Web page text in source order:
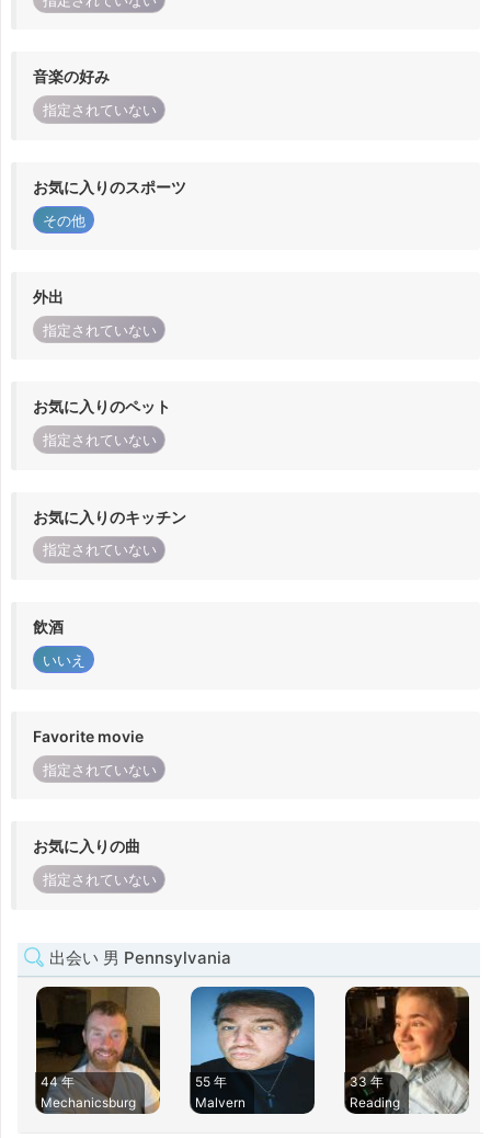
音楽の好み
指定されていない
お気に入りのスポーツ
その他
外出
指定されていない
お気に入りのペット
指定されていない
お気に入りのキッチン
指定されていない
飲酒
いいえ
Favorite movie
指定されていない
お気に入りの曲
指定されていない
出会い 男 Pennsylvania
44 年
Mechanicsburg
55 年
Malvern
33 年
Reading